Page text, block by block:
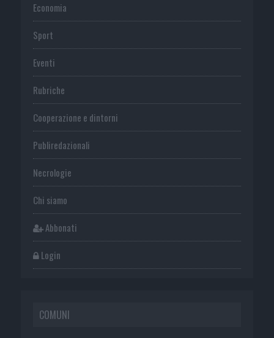
Economia
Sport
Eventi
Rubriche
Cooperazione e dintorni
Publiredazionali
Necrologie
Chi siamo
Abbonati
Login
COMUNI